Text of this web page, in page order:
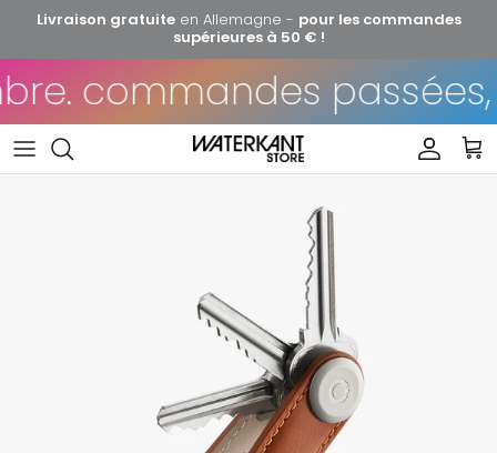
Aller au contenu
Livraison gratuiteen Allemagne - pour les commandes
supérieures à 50 € !
commandes passées,
Compte